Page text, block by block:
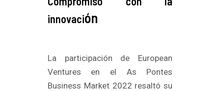
innovación
La participación de European
Ventures en el As Pontes
Business Market 2022 resaltó su